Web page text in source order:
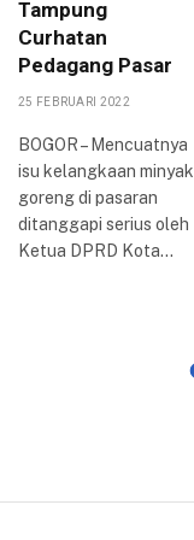
Tampung
Curhatan
Pedagang Pasar
25 FEBRUARI 2022
BOGOR – Mencuatnya
isu kelangkaan minyak
goreng di pasaran
ditanggapi serius oleh
Ketua DPRD Kota…